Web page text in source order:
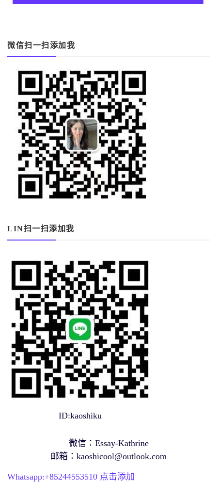
覽
微信扫一扫添加我
LIN扫一扫添加我
ID:kaoshiku
微信：Essay-Kathrine
邮箱： kaoshicool@outlook.com
Whatsapp:+85244553510 点击添加